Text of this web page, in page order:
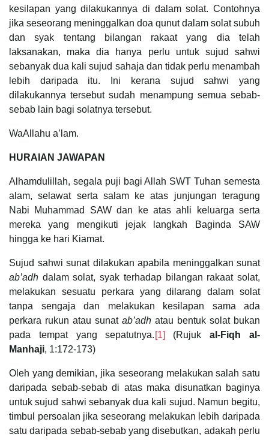
kesilapan yang dilakukannya di dalam solat. Contohnya
jika seseorang meninggalkan doa qunut dalam solat subuh
dan syak tentang bilangan rakaat yang dia telah
laksanakan, maka dia hanya perlu untuk sujud sahwi
sebanyak dua kali sujud sahaja dan tidak perlu menambah
lebih daripada itu. Ini kerana sujud sahwi yang
dilakukannya tersebut sudah menampung semua sebab-
sebab lain bagi solatnya tersebut.
WaAllahu a’lam.
HURAIAN JAWAPAN
Alhamdulillah, segala puji bagi Allah SWT Tuhan semesta
alam, selawat serta salam ke atas junjungan teragung
Nabi Muhammad SAW dan ke atas ahli keluarga serta
mereka yang mengikuti jejak langkah Baginda SAW
hingga ke hari Kiamat.
Sujud sahwi sunat dilakukan apabila meninggalkan sunat
ab’adh dalam solat, syak terhadap bilangan rakaat solat,
melakukan sesuatu perkara yang dilarang dalam solat
tanpa sengaja dan melakukan kesilapan sama ada
perkara rukun atau sunat ab’adh atau bentuk solat bukan
pada tempat yang sepatutnya. [1] (Rujukal-Fiqh al-
Manhaji, 1:172-173)
Oleh yang demikian, jika seseorang melakukan salah satu
daripada sebab-sebab di atas maka disunatkan baginya
untuk sujud sahwi sebanyak dua kali sujud. Namun begitu,
timbul persoalan jika seseorang melakukan lebih daripada
satu daripada sebab-sebab yang disebutkan, adakah perlu